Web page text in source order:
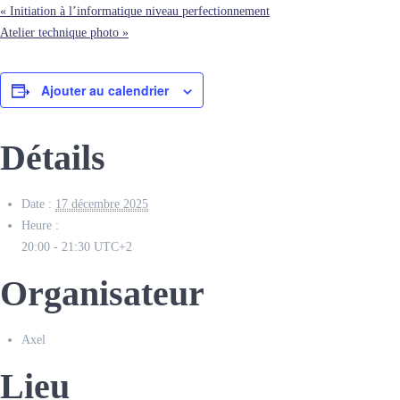
« Initiation à l’informatique niveau perfectionnement
Atelier technique photo »
Ajouter au calendrier
Détails
Date : 17 décembre 2025
Heure :
20:00 - 21:30 UTC+2
Organisateur
Axel
Lieu